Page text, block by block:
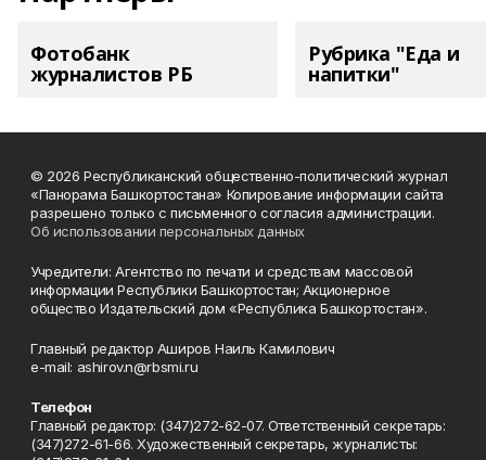
Фотобанк
журналистов РБ
Рубрика "Еда и
напитки"
© 2026 Республиканский общественно-политический журнал
«Панорама Башкортостана» Копирование информации сайта
разрешено только с письменного согласия администрации.
Об использовании персональных данных
Учредители: Агентство по печати и средствам массовой
информации Республики Башкортостан; Акционерное
общество Издательский дом «Республика Башкортостан».
Главный редактор Аширов Наиль Камилович
e-mail: ashirov.n@rbsmi.ru
Телефон
Главный редактор: (347)272-62-07. Ответственный секретарь:
(347)272-61-66. Художественный секретарь, журналисты: